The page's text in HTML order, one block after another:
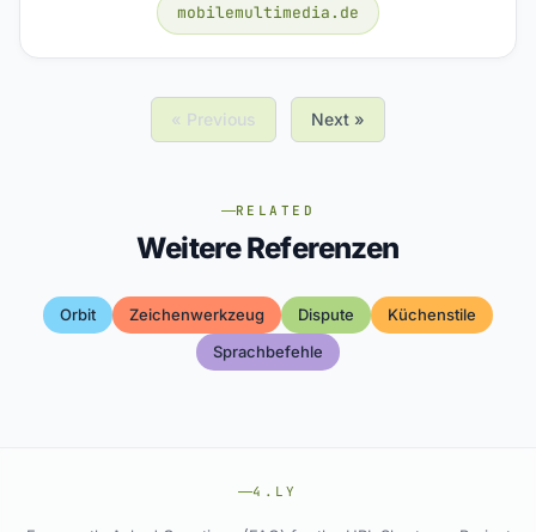
mobilemultimedia.de
« Previous Next »
RELATED
Weitere Referenzen
Orbit Zeichenwerkzeug Dispute
Küchenstile
Sprachbefehle
4.LY